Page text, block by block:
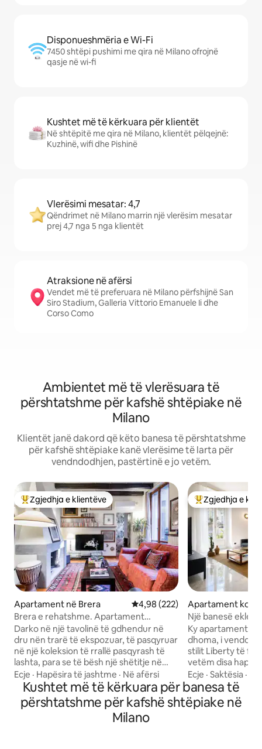
Disponueshmëria e Wi-Fi
7450 shtëpi pushimi me qira në Milano ofrojnë
qasje në wi-fi
Kushtet më të kërkuara për klientët
Në shtëpitë me qira në Milano, klientët pëlqejnë:
Kuzhinë, wifi dhe Pishinë
Vlerësimi mesatar: 4,7
Qëndrimet në Milano marrin një vlerësim mesatar
prej 4,7 nga 5 nga klientët
Atraksione në afërsi
Vendet më të preferuara në Milano përfshijnë San
Siro Stadium, Galleria Vittorio Emanuele Ii dhe
Corso Como
Ambientet më të vlerësuara të
përshtatshme për kafshë shtëpiake në
Milano
Klientët janë dakord që këto banesa të përshtatshme
për kafshë shtëpiake kanë vlerësime të larta për
vendndodhjen, pastërtinë e jo vetëm.
Më të mirat e zgjedhjeve të klientëve
Zgjedhja e klientëve
Apartament në Brera Vlerësimi mesatar 4,98 nga 5,
4,98 (222)
Brera e rehatshme. Apartament
magjepsës në qendër të qytetit
Darko në një tavolinë të gdhendur në
dru nën trarë të ekspozuar, të pasqyruar
në një koleksion të rrallë pasqyrash të
lashta, para se të bësh një shëtitje në
rrugët e ngushta të këmbësorëve, dikur
të banuara nga artistë dhe poetë. Duke
u çlodhur në një dhomë ndenjjeje
magjepsëse me një vend zjarri, divan
lëkure të tharë dhe dyer të mbyllura që
Ecje · Hapësira të jashtme · Në afërsi
Më të mirat e
Zgjedhja e
Apartament
Centrale
Një banesë
Ky apartament i
dhoma, i
stilit Liberty të
vetëm disa hapa
është një
tregojnë një
vjetra, retro dhe
estetikë të
Ecje ·Saktësia ·
Kushtet më të kërkuara për banesa të
përshtatshme për kafshë shtëpiake në
Milano